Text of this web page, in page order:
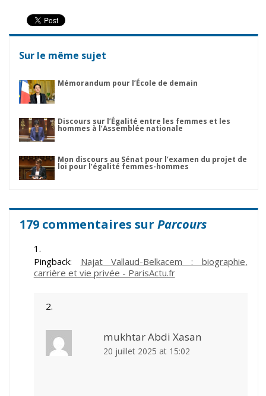
Sur le même sujet
Mémorandum pour l’École de demain
Discours sur l’Égalité entre les femmes et les
hommes à l’Assemblée nationale
Mon discours au Sénat pour l’examen du projet de
loi pour l’égalité femmes-hommes
179 commentaires sur Parcours
Pingback: Najat Vallaud-Belkacem : biographie,
carrière et vie privée - ParisActu.fr
mukhtar Abdi Xasan
20 juillet 2025 at 15:02